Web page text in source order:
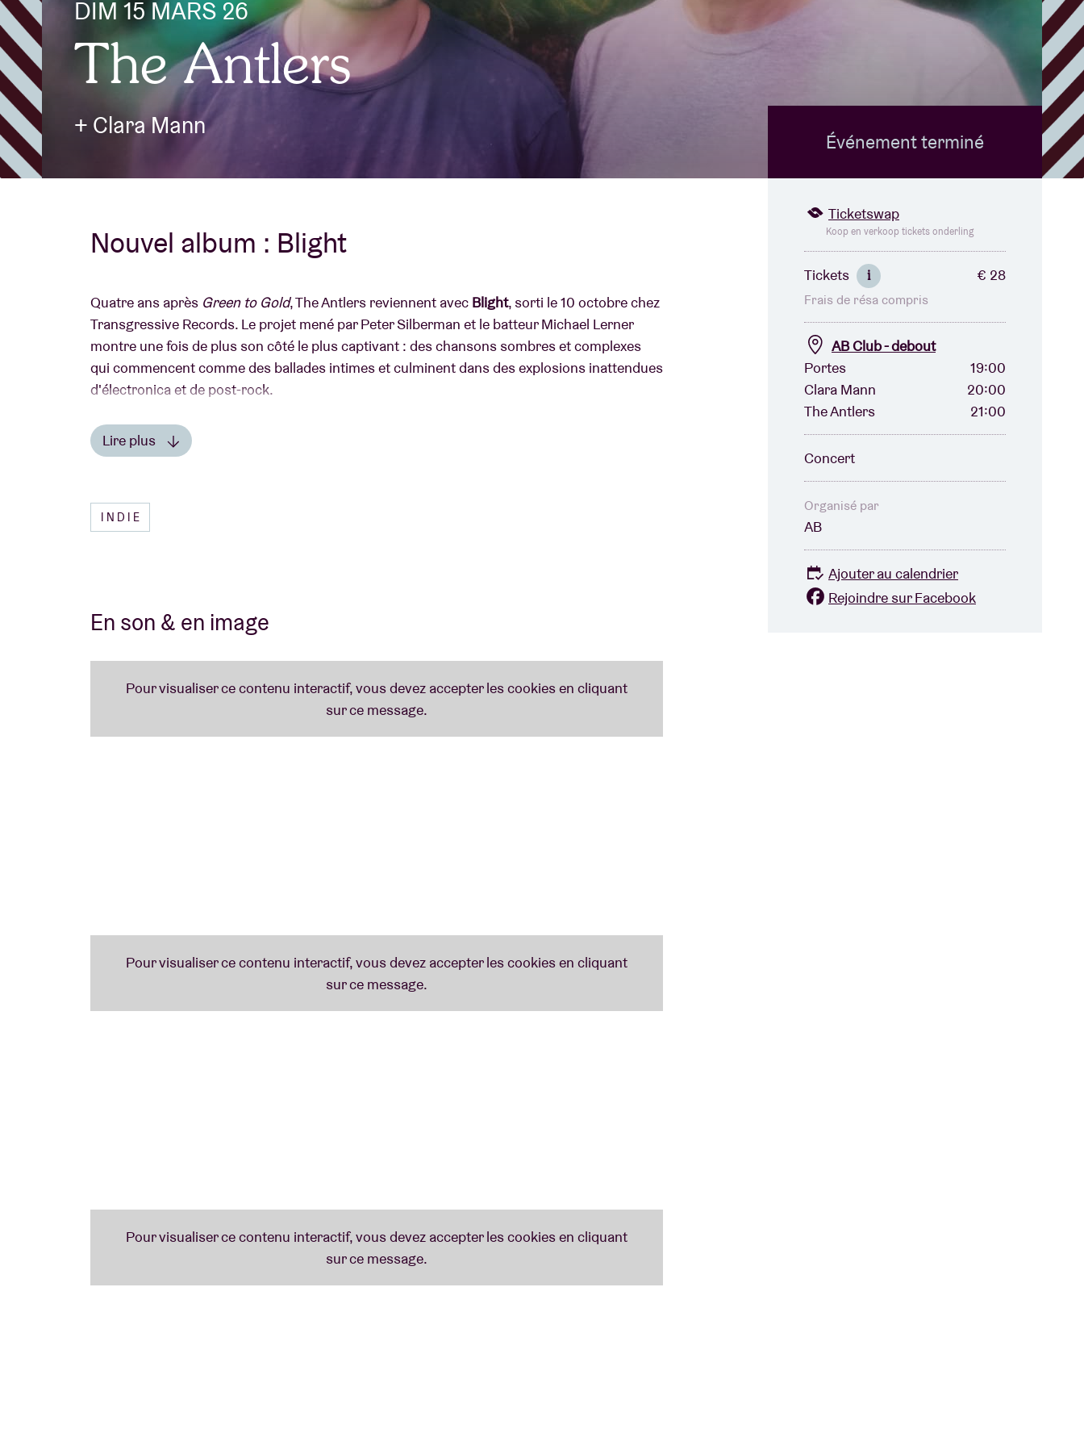
Infos visiteurs
AB ❤ you
À propos de l'AB
Contact
DIM 15 MARS 26
The Antlers
+ Clara Mann
Nouvel album : Blight
Quatre ans après Green to Gold, The Antlers reviennent avec Blight, sorti le 10 octobre chez
Transgressive Records. Le projet mené par Peter Silberman et le batteur Michael Lerner
montre une fois de plus son côté le plus captivant : des chansons sombres et complexes
qui commencent comme des ballades intimes et culminent dans des explosions inattendues
d'électronica et de post-rock.
Le premier single, «
violence invisible et notre impact inconscient sur la nature. Avec Blight, The Antlers poursuit
fatalité, enregistrée dans le studio personnel de Silberman, dans le nord de l'État de New
York.
Lire plus
INDIE
En son & en image
Événement terminé
Ticketswap
Koop en verkoop tickets onderling
Tickets i € 28
Frais de résa compris
AB Club - debout
Portes
19:00
Clara Mann
20:00
The Antlers
21:00
Concert
Organisé par
AB
Ajouter au calendrier
Rejoindre sur Facebook